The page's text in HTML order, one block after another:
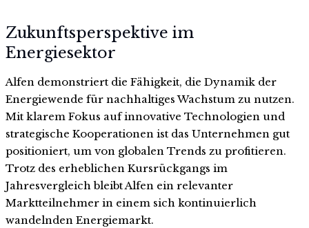
Zukunftsperspektive im
Energiesektor
Alfen demonstriert die Fähigkeit, die Dynamik der
Energiewende für nachhaltiges Wachstum zu nutzen.
Mit klarem Fokus auf innovative Technologien und
strategische Kooperationen ist das Unternehmen gut
positioniert, um von globalen Trends zu profitieren.
Trotz des erheblichen Kursrückgangs im
Jahresvergleich bleibt Alfen ein relevanter
Marktteilnehmer in einem sich kontinuierlich
wandelnden Energiemarkt.